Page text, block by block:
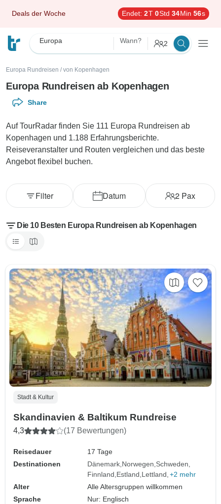
Deals der Woche Endet: 2T 0Std 34Min 54s
Europa Wann? 2
Europa Rundreisen / von Kopenhagen
Europa Rundreisen ab Kopenhagen
Share
Auf TourRadar finden Sie 111 Europa Rundreisen ab
Kopenhagen und 1.188 Erfahrungsberichte.
Reiseveranstalter und Routen vergleichen und das beste
Angebot flexibel buchen.
Datum 2 Pax
Filter
Die 10 Besten Europa Rundreisen ab Kopenhagen
Stadt & Kultur
Skandinavien & Baltikum Rundreise
4,3 (17 Bewertungen)
Reisedauer
17 Tage
Destinationen
Dänemark Norwegen Schweden
Finnland Estland Lettland +2 mehr
Alter
Alle Altersgruppen willkommen
Sprache
Nur: Englisch